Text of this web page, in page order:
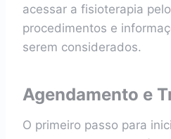
acessar a fisioterapia
procedimentos e
serem considerados.
Agendamento e
O primeiro passo para